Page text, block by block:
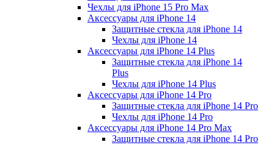
Чехлы для iPhone 15 Pro Max
Аксессуары для iPhone 14
Защитные стекла для iPhone 14
Чехлы для iPhone 14
Аксессуары для iPhone 14 Plus
Защитные стекла для iPhone 14
Plus
Чехлы для iPhone 14 Plus
Аксессуары для iPhone 14 Pro
Защитные стекла для iPhone 14 Pro
Чехлы для iPhone 14 Pro
Аксессуары для iPhone 14 Pro Max
Защитные стекла для iPhone 14 Pro